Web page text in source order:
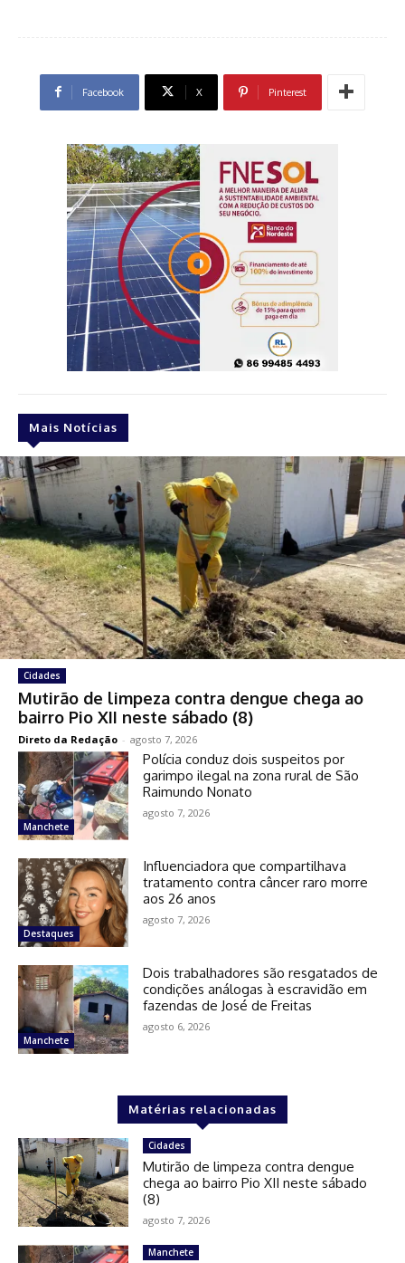
Facebook X Pinterest
Mais Notícias
Cidades
Mutirão de limpeza contra dengue chega ao
bairro Pio XII neste sábado (8)
Direto da Redação - agosto 7, 2026
Manchete
Polícia conduz dois suspeitos por
garimpo ilegal na zona rural de São
Raimundo Nonato
agosto 7, 2026
Destaques
Influenciadora que compartilhava
tratamento contra câncer raro morre
aos 26 anos
agosto 7, 2026
Manchete
Dois trabalhadores são resgatados de
condições análogas à escravidão em
fazendas de José de Freitas
agosto 6, 2026
Matérias relacionadas
Cidades
Mutirão de limpeza contra dengue
chega ao bairro Pio XII neste sábado
(8)
agosto 7, 2026
Manchete